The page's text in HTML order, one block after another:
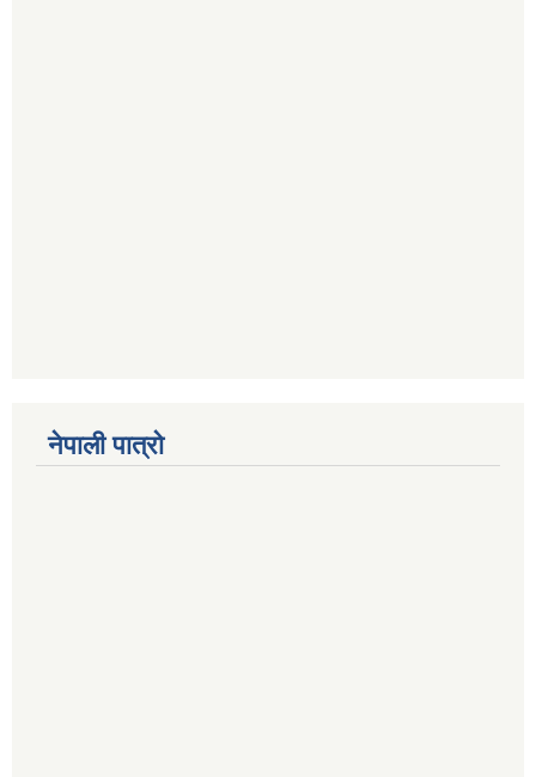
नेपाली पात्रो